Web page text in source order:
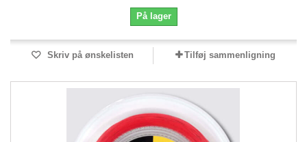
På lager
Skriv på ønskelisten Tilføj sammenligning